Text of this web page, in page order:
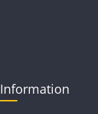
Information